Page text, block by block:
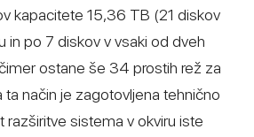
kapacitete 15,36 TB (21 diskov
in po 7 diskov v vsaki od dveh
ostane še 34 prostih rež za
način je zagotovljena tehnično
razširitve sistema v okviru iste